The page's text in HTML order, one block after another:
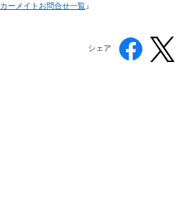
カーメイトお問合せ一覧』
シェア